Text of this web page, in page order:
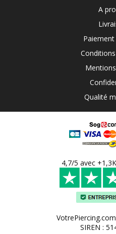
A
Qualité
4,7/5 avec
SIREN :